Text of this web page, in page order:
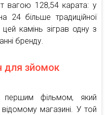
вагою 128,54 карата: у
24 більше традиційної
камінь зіграв одну з
бренду.
для зйомок
першим фільмом, який
магазині. У той